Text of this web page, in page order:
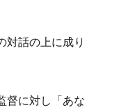
対話の上に成り
督に対し「あな